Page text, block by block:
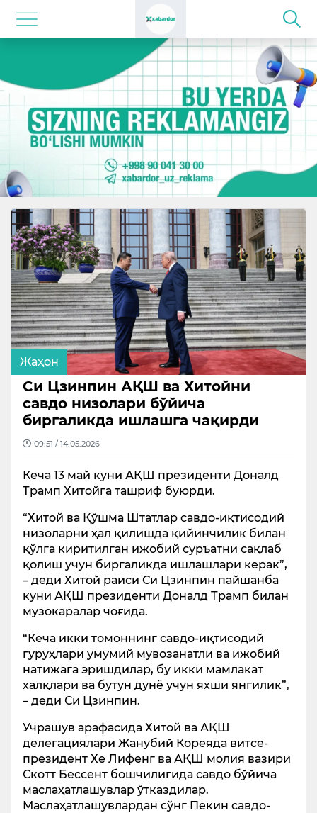
Жаҳон
Си Цзинпин АҚШ ва Хитойни
савдо низолари бўйича
биргаликда ишлашга чақирди
09:51 / 14.05.2026
Кеча 13 май куни АҚШ президенти Доналд
Трамп Хитойга ташриф буюрди.
“Хитой ва Қўшма Штатлар савдо-иқтисодий
низоларни ҳал қилишда қийинчилик билан
қўлга киритилган ижобий суръатни сақлаб
қолиш учун биргаликда ишлашлари керак”,
– деди Хитой раиси Си Цзинпин пайшанба
куни АҚШ президенти Доналд Трамп билан
музокаралар чоғида.
“Кеча икки томоннинг савдо-иқтисодий
гуруҳлари умумий мувозанатли ва ижобий
натижага эришдилар, бу икки мамлакат
халқлари ва бутун дунё учун яхши янгилик”,
– деди Си Цзинпин.
Учрашув арафасида Хитой ва АҚШ
делегациялари Жанубий Кореяда витсе-
президент Хе Лифенг ва АҚШ молия вазири
Скотт Бессент бошчилигида савдо бўйича
маслаҳатлашувлар ўтказдилар.
Маслаҳатлашувлардан сўнг Пекин савдо-